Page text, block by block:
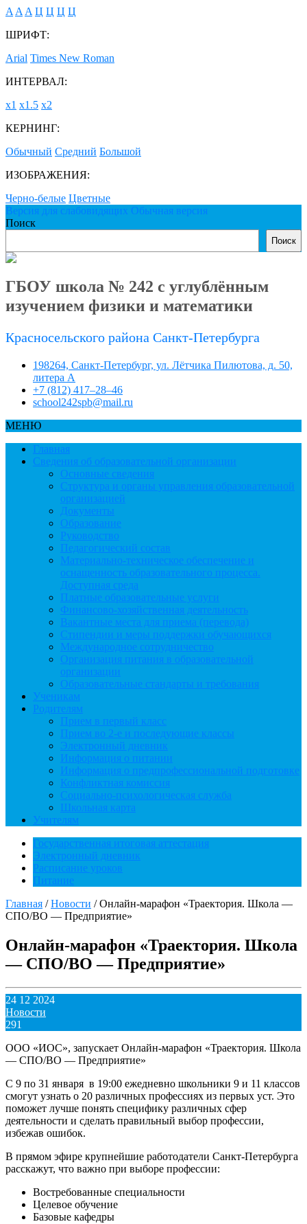
A A A Ц Ц Ц Ц
ШРИФТ:
Arial Times New Roman
ИНТЕРВАЛ:
х1 х1.5 х2
КЕРНИНГ:
Обычный Средний Большой
ИЗОБРАЖЕНИЯ:
Черно-белые Цветные
Версия для слабовидящих Обычная версия
Поиск
Поиск
ГБОУ школа № 242 с углублённым
изучением физики и математики
Красносельского района Санкт-Петербурга
198264, Санкт-Петербург, ул. Лётчика Пилютова, д. 50,
литера А
+7 (812) 417–28–46
school242spb@mail.ru
МЕНЮ
Главная
Сведения об образовательной организации
Основные сведения
Структура и органы управления образовательной
организацией
Документы
Образование
Руководство
Педагогический состав
Материально-техническое обеспечение и
оснащенность образовательного процесса.
Доступная среда
Платные образовательные услуги
Финансово-хозяйственная деятельность
Вакантные места для приема (перевода)
Стипендии и меры поддержки обучающихся
Международное сотрудничество
Организация питания в образовательной
организации
Образовательные стандарты и требования
Ученикам
Родителям
Прием в первый класс
Прием во 2-е и последующие классы
Электронный дневник
Информация о питании
Информация о предпрофессиональной подготовке
Конфликтная комиссия
Социально-психологическая служба
Школьная карта
Учителям
Государственная итоговая аттестация
Электронный дневник
Расписание уроков
Питание
Главная /Новости /Онлайн-марафон «Траектория. Школа —
СПО/ВО — Предприятие»
Онлайн-марафон «Траектория. Школа
— СПО/ВО — Предприятие»
24 12 2024
Новости
291
ООО «ИОС», запускает Онлайн-марафон «Траектория. Школа
— СПО/ВО — Предприятие»
С 9 по 31 января в 19:00 ежедневно школьники 9 и 11 классов
смогут узнать о 20 различных профессиях из первых уст. Это
поможет лучше понять специфику различных сфер
деятельности и сделать правильный выбор профессии,
избежав ошибок.
В прямом эфире крупнейшие работодатели Санкт-Петербурга
расскажут, что важно при выборе профессии:
Востребованные специальности
Целевое обучение
Базовые кафедры